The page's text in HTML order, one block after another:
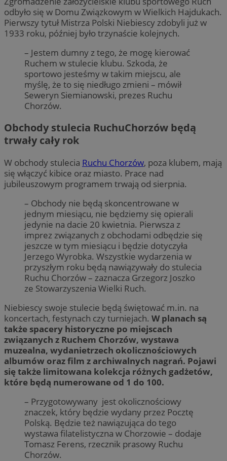
odbyło się w Domu Związkowym w Wielkich Hajdukach.
Pierwszy tytuł Mistrza Polski Niebiescy zdobyli już w
1933 roku, później było trzynaście kolejnych.
– Jestem dumny z tego, że mogę kierować
Ruchem w stulecie klubu. Szkoda, że
sportowo jesteśmy w takim miejscu, ale
myślę, że to się niedługo zmieni – mówił
Seweryn Siemianowski, prezes Ruchu
Chorzów.
Obchody stulecia RuchuChorzów będą
trwały cały rok
W obchody stulecia Ruchu Chorzów, poza klubem, mają
się włączyć kibice oraz miasto. Prace nad
jubileuszowym programem trwają od sierpnia.
– Obchody nie będą skoncentrowane w
jednym miesiącu, nie będziemy się opierali
jedynie na dacie 20 kwietnia. Pierwsza z
imprez związanych z obchodami odbędzie się
jeszcze w tym miesiącu i będzie dotyczyła
Jerzego Wyrobka. Wszystkie wydarzenia w
przyszłym roku będą nawiązywały do stulecia
Ruchu Chorzów – zaznacza Grzegorz Joszko
ze Stowarzyszenia Wielki Ruch.
Niebiescy swoje stulecie będą świętować m.in. na
koncertach, festynach czy turniejach. W planach są
także spacery historyczne po miejscach
związanych z Ruchem Chorzów, wystawa
muzealna, wydanietrzech okolicznościowych
albumów oraz film z archiwalnych nagrań. Pojawi
się także limitowana kolekcja różnych gadżetów,
które będą numerowane od 1 do 100.
– Przygotowywany jest okolicznościowy
znaczek, który będzie wydany przez Pocztę
Polską. Będzie też nawiązująca do tego
wystawa filatelistyczna w Chorzowie – dodaje
Tomasz Ferens, rzecznik prasowy Ruchu
Chorzów.